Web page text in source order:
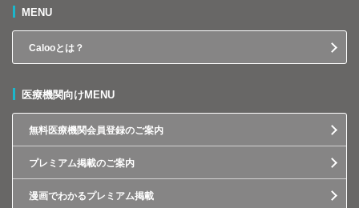
MENU
Calooとは？
医療機関向けMENU
無料医療機関会員登録のご案内
プレミアム掲載のご案内
漫画でわかるプレミアム掲載